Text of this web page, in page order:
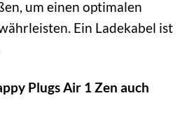
um einen optimalen
Ein Ladekabel ist
Plugs Air 1 Zen auch